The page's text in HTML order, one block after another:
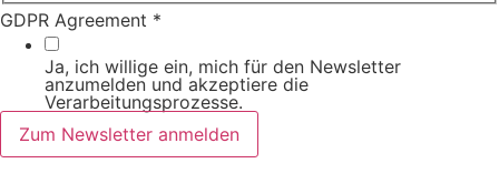
GDPR Agreement *
Ja, ich willige ein, mich für den Newsletter
anzumelden und akzeptiere die
Verarbeitungsprozesse.
Zum Newsletter anmelden